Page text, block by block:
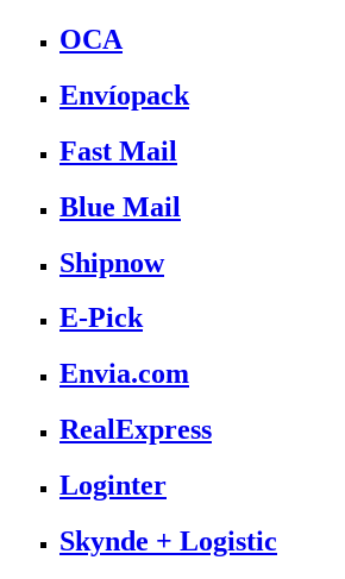
OCA
Envíopack
Fast Mail
Blue Mail
Shipnow
E-Pick
Envia.com
RealExpress
Loginter
Skynde + Logistic